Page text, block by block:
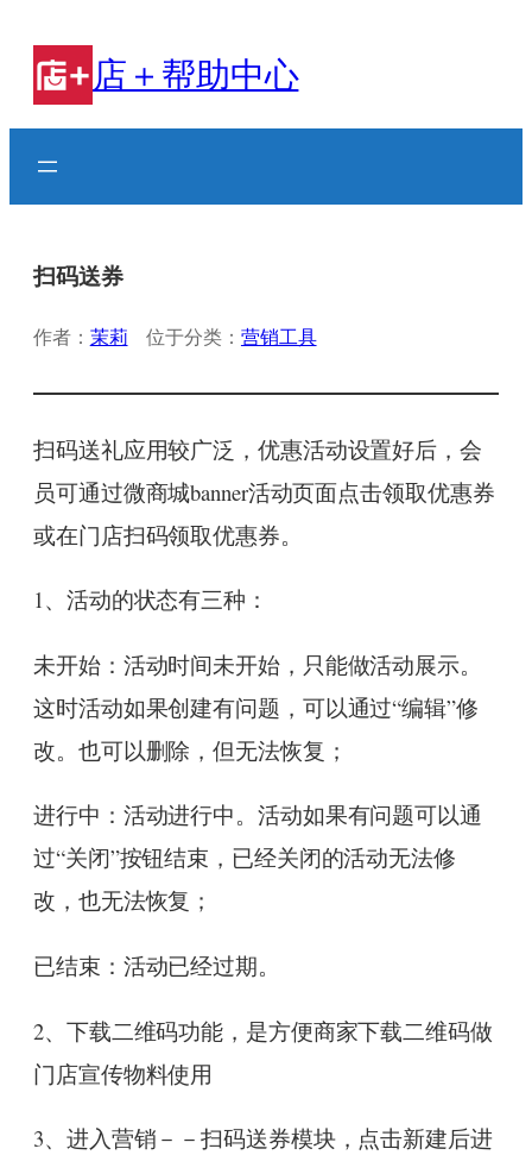
店＋帮助中心
扫码送券
作者： 茉莉 位于分类： 营销工具
扫码送礼应用较广泛，优惠活动设置好后，会
员可通过微商城banner活动页面点击领取优惠券
或在门店扫码领取优惠券。
1、活动的状态有三种：
未开始：活动时间未开始，只能做活动展示。
这时活动如果创建有问题，可以通过“编辑”修
改。也可以删除，但无法恢复；
进行中：活动进行中。活动如果有问题可以通
过“关闭”按钮结束，已经关闭的活动无法修
改，也无法恢复；
已结束：活动已经过期。
2、下载二维码功能，是方便商家下载二维码做
门店宣传物料使用
3、进入营销－－扫码送券模块，点击新建后进